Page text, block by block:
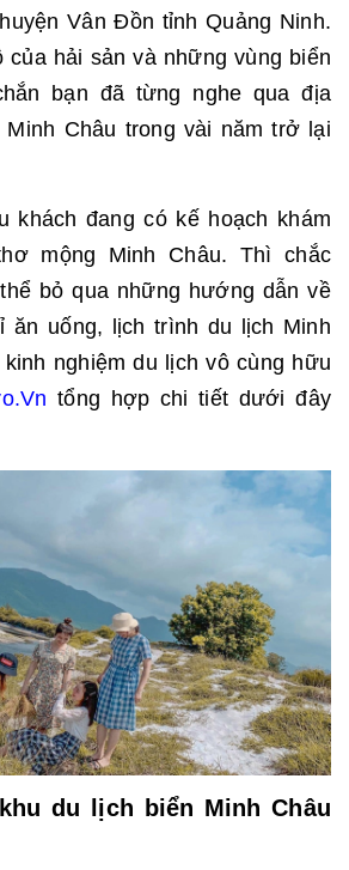
Vân Đồn tỉnh Quảng Ninh.
của hải sản và những vùng biển
bạn đã từng nghe qua địa
Châu trong vài năm trở lại
khách đang có kế hoạch khám
mộng Minh Châu. Thì chắc
bỏ qua những hướng dẫn về
ăn uống, lịch trình du lịch Minh
nghiệm du lịch vô cùng hữu
tổng hợp chi tiết dưới đây
du lịch biển Minh Châu